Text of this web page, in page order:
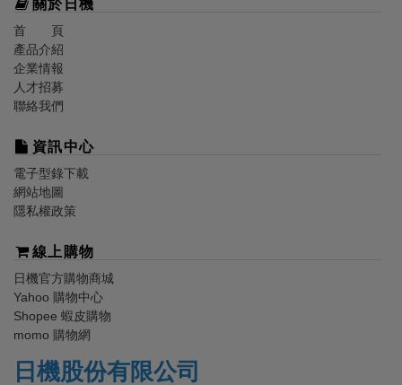
關於 日機
首 頁
產品介紹
企業情報
人才招募
聯絡我們
資訊中心
電子型錄下載
網站地圖
隱私權政策
線上購物
日機官方購物商城
Yahoo 購物中心
Shopee 蝦皮購物
momo 購物網
日機股份有限公司